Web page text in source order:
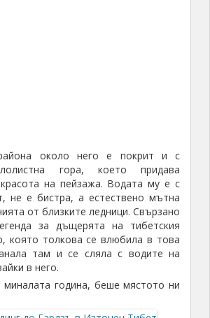
около него е покрит и с
гора, което придава
на пейзажа. Водата му е с
не е бистра, а естествено мътна
от близките ледници. Свързано
за дъщерята на тибетския
която толкова се влюбила в това
там и се сляла с водите на
в него.
миналата година, беше мястото ни